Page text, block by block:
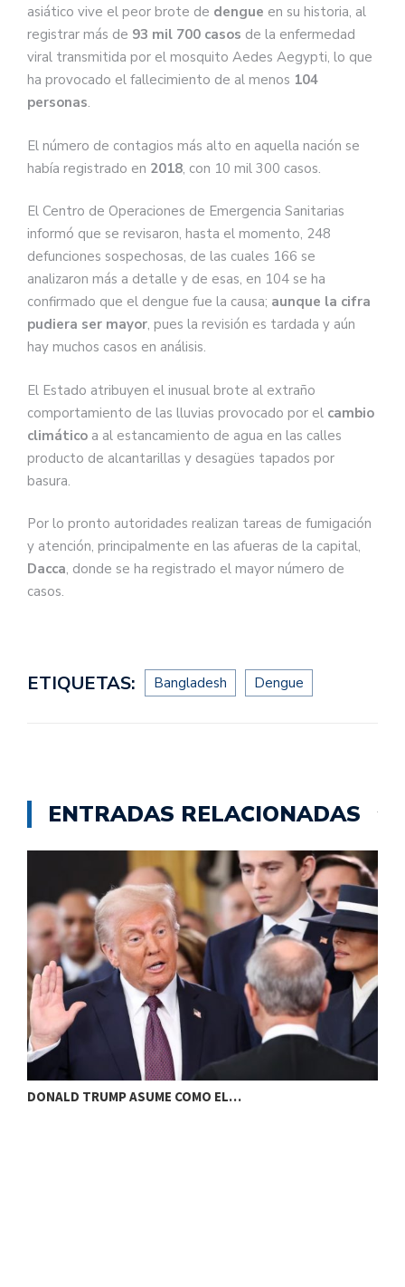
asiático vive el peor brote de dengue en su historia, al
registrar más de 93 mil 700 casos de la enfermedad
viral transmitida por el mosquito Aedes Aegypti, lo que
ha provocado el fallecimiento de al menos 104
personas.
El número de contagios más alto en aquella nación se
había registrado en 2018, con 10 mil 300 casos.
El Centro de Operaciones de Emergencia Sanitarias
informó que se revisaron, hasta el momento, 248
defunciones sospechosas, de las cuales 166 se
analizaron más a detalle y de esas, en 104 se ha
confirmado que el dengue fue la causa; aunque la cifra
pudiera ser mayor, pues la revisión es tardada y aún
hay muchos casos en análisis.
El Estado atribuyen el inusual brote al extraño
comportamiento de las lluvias provocado por el cambio
climático a al estancamiento de agua en las calles
producto de alcantarillas y desagües tapados por
basura.
Por lo pronto autoridades realizan tareas de fumigación
y atención, principalmente en las afueras de la capital,
Dacca, donde se ha registrado el mayor número de
casos.
ETIQUETAS: Bangladesh Dengue
ENTRADAS RELACIONADAS
DONALD TRUMP ASUME COMO EL…